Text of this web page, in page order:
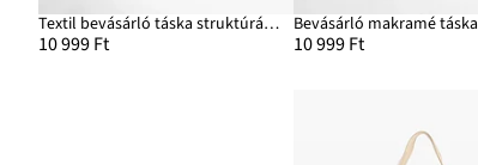
Textil bevásárló táska struktúrás hatásban
10 999 Ft
Bevásárló makramé táska
10 999 Ft